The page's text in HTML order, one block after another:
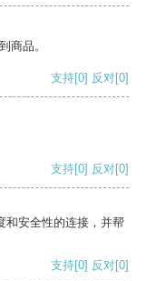
商品。
支持[0] 反对[0]
支持[0] 反对[0]
和安全性的连接，并帮
支持[0] 反对[0]